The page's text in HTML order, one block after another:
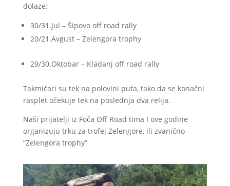
dolaze:
30/31.Jul – Šipovo off road rally
20/21.Avgust – Zelengora trophy
29/30.Oktobar – Kladanj off road rally
Takmičari su tek na polovini puta, tako da se konačni
rasplet očekuje tek na poslednja dva relija.
Naši prijatelji iz Foča Off Road tima I ove godine
organizuju trku za trofej Zelengore, ili zvanično
“Zelengora trophy”